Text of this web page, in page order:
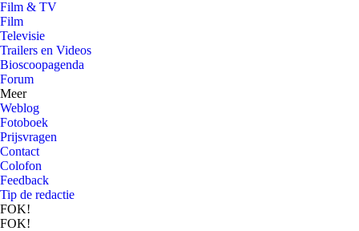
Film & TV
Film
Televisie
Trailers en Videos
Bioscoopagenda
Forum
Meer
Weblog
Fotoboek
Prijsvragen
Contact
Colofon
Feedback
Tip de redactie
FOK!
FOK!